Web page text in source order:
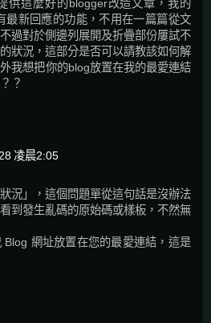
供這麼好的blogger改造文章，我的
最新回應的功能，不用在一篇篇從文
過對於側邊列展開及折疊部份屢試不
狀況，這部分是否可以請教該如何解
我想把你的blog放置在我的最愛連結
？
凌晨2:05
狀況」，這個問題單從這句話是沒辦法
到發生亂碼的原始碼或樣板，不然無
Blog 網址放置在您的最愛連結，這是